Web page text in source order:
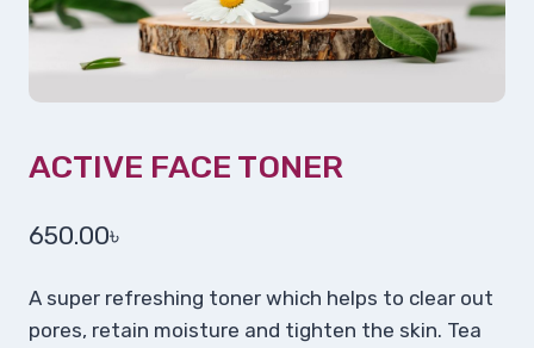
ACTIVE FACE TONER
650.00৳
A super refreshing toner which helps to clear out
pores, retain moisture and tighten the skin. Tea